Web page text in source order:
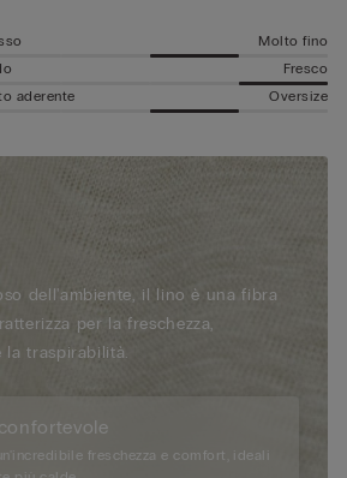
Molto fino
Fresco
aderente Oversize
dell'ambiente, il lino è una fibra
per la freschezza,
la traspirabilità.
freschezza e comfort, ideali